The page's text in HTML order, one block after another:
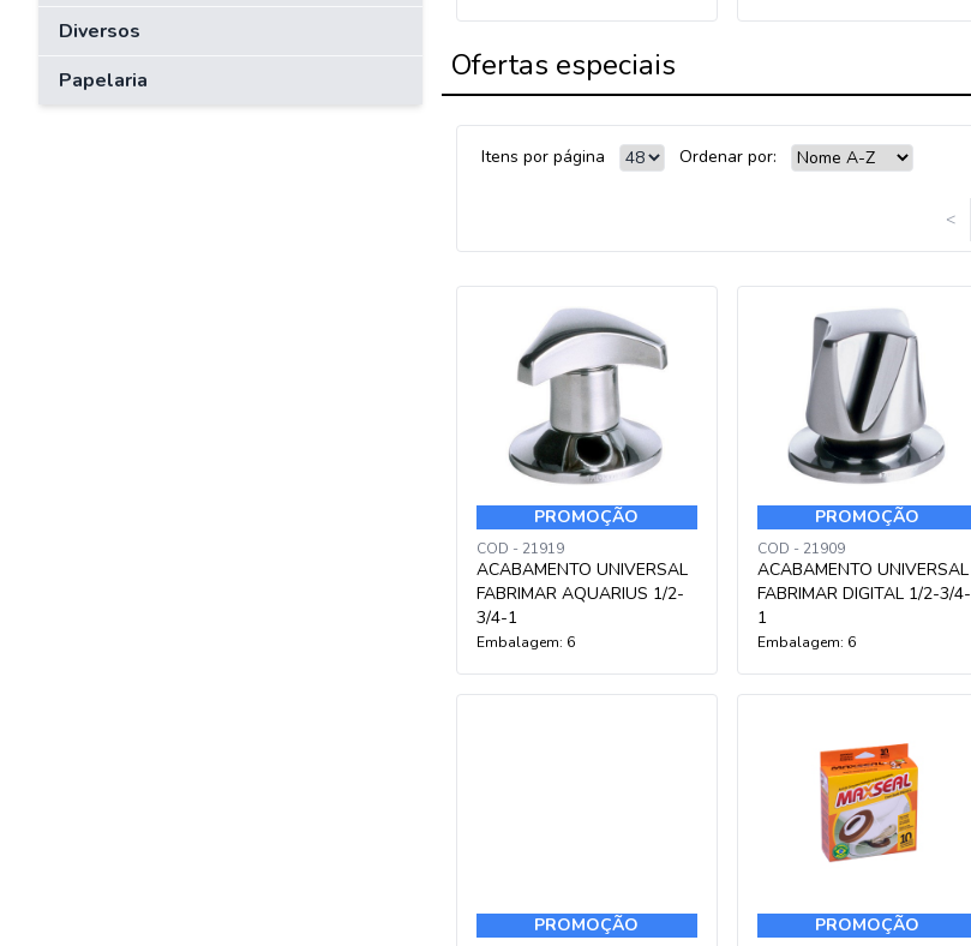
Diversos
Papelaria
Ofertas especiais
Itens por página Ordenar por:
<
PROMOÇÃO
COD - 21919
ACABAMENTO UNIVERSAL
FABRIMAR AQUARIUS 1/2-
3/4-1
Embalagem: 6
PROMOÇÃO
COD - 21909
ACABAMENTO UNIVERSAL
FABRIMAR DIGITAL 1/2-3/4-
1
Embalagem: 6
PROMOÇÃO PROMOÇÃO